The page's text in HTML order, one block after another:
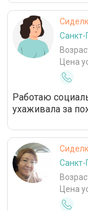
Цена
Работаю
ухаживала за
Цена